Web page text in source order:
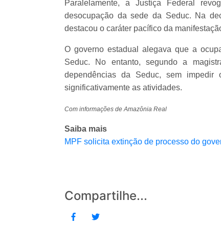
Paralelamente, a Justiça Federal
desocupação da sede da Seduc. Na
destacou o caráter pacífico da
O governo estadual alegava que a
Seduc. No entanto, segundo a
dependências da Seduc, sem impedir
significativamente as atividades.
Com informações de Amazônia Real
Saiba mais
MPF solicita extinção de processo do
Compartilhe...